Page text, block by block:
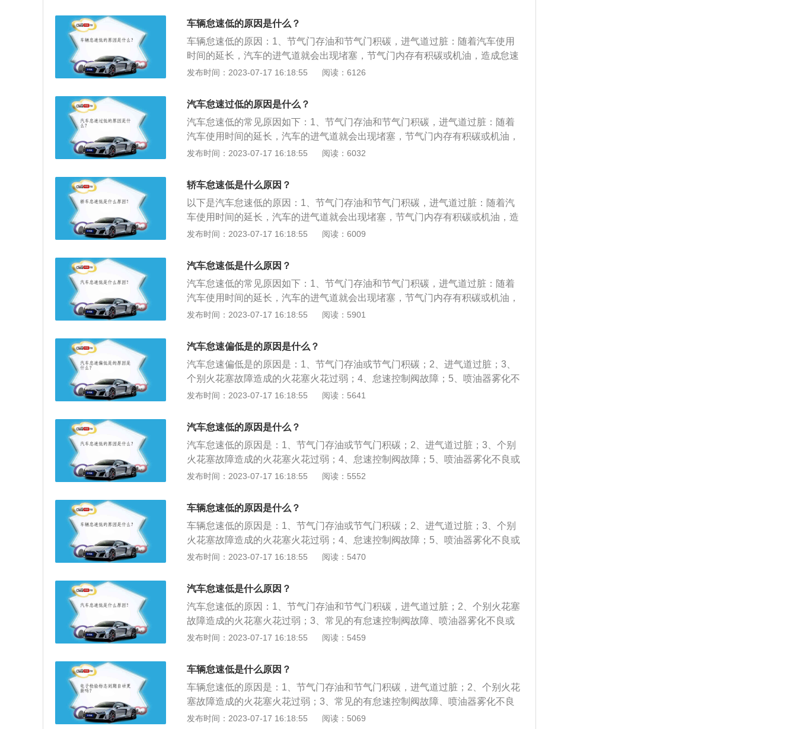
阀，如果怠速阀内的旁起道因积碳过多而堵塞，则进气量减少，发动机转速降
低，对于没有怠速阀的电子节气门，可能因节气门部位积碳而引起怠速进气量减
少，造成怠速偏低。3、检查废气再循环系统，EGR阀若在怠速时打开或者存在
软管漏气，就会有废气进入进气歧管，从而可能使混合气中新鲜气体比例变小，
怠速降低。4、检查燃油蒸发系统是否漏气，如果燃油蒸发系统与进气歧管间的
效率下降，怠速不稳。5、检查燃油压力是否过低，若燃油压力过低，则燃油供
应不足，怠速过低。6、检查喷油器工作是否正常，喷油器可能因为过脏而堵
塞，会减小喷油量，使怠速过低。7、检查喷油器与电脑连接电路是否正常，若
怠速过低。8、检查燃油是否受到污染若燃油质量不好或受到污染，就会影响燃
磨损，检查火花塞间隙是否不正确、火花塞电极烧损或损坏，检查火花塞的热型
是否正确。10、检查火花塞高压线是否漏电、窜火，布线是否正确，高压线电阻
值是否在标准范围内。11、检查点火线圈是否开裂、积碳和初级、次级点火线圈
的电阻值是否在标准范围内。12、检查发动机控制模块和点火控制模块之间的信
器。14、检查气缸压力，若有气缸压力不足或气缸间压力差别过大，则使发动机
性能下降，怠速降低，运行不稳。
车辆怠速低的原因是什么？
车辆怠速低的原因：1、节气门存油和节气门积碳，进气道过脏：随着汽车使用
时间的延长，汽车的进气道就会出现堵塞，节气门内存有积碳或机油，造成怠速
不稳定甚至是怠速低的现象，节气门因积碳而影响进气量，汽车在冷车启动时也
速异常的情况。2、个别火花塞故障造成的火花塞火花过弱：汽车火花塞随着使
用时间的延长，也会出现积碳的现象，积碳严重时，个别气缸上的火花塞火花
弱，会影响到汽车性能，出现车辆怠速低的现象，建议及时的清洗或更换火花
塞。3、喷油嘴为代表的油路堵塞、进气管故障：汽车的喷油嘴出现堵塞时，汽
车会出现供油压力，燃油雾化不良，导致汽车的怠速不稳定或者怠速低，汽车进
4、相关传感器故障：汽车的相关传感器出现问题时，汽车没有正确的空燃比，
比较常见的是水温传感器、氧传感器、节气门位置传感器故障等，导致汽车油耗
高，怠速低的现象。
发布时间：2023-07-17 16:18:55 阅读：6126
汽车怠速过低的原因是什么？
汽车怠速低的常见原因如下：1、节气门存油和节气门积碳，进气道过脏：随着
汽车使用时间的延长，汽车的进气道就会出现堵塞，节气门内存有积碳或机油，
造成了怠速不稳定甚至是怠速低的现象，节气门因积碳而影响进气量，汽车在冷
汽车火花塞随着使用时间的延长，也会出现积碳的现象，积碳严重时，个别气缸
上的火花塞火花弱，会影响到汽车性能，出现车辆怠速低的现象，建议及时的清
洗或更换火花塞。3、怠速控制阀故障：汽车的相关传感器出现问题时，汽车没
有正确的空燃比，比较常见的是水温传感器、氧传感器、节气门位置传感器故障
等，导致汽车油耗高，怠速低的现象。
发布时间：2023-07-17 16:18:55 阅读：6032
轿车怠速低是什么原因？
以下是汽车怠速低的原因：1、节气门存油和节气门积碳，进气道过脏：随着汽
车使用时间的延长，汽车的进气道就会出现堵塞，节气门内存有积碳或机油，造
成了怠速不稳定甚至是怠速低的现象，节气门因积碳而影响进气量，汽车在冷车
免出现车辆怠速异常的情况。2、个别火花塞故障造成的火花塞火花过弱：汽车
火花塞随着使用时间的延长，也会出现积碳的现象，积碳严重时，个别气缸上的
火花塞火花弱，会影响到汽车性能，出现车辆怠速低的现象，建议及时的清洗或
更换火花塞。3、喷油嘴为代表的油路堵塞、进气管故障：汽车的喷油嘴出现堵
塞时，汽车会出现供油压力，燃油雾化不良，导致汽车的怠速不稳定或者怠速
无法通过。4、相关传感器故障：汽车的相关传感器出现问题时，汽车没有正确
的空燃比，比较常见的是水温传感器、氧传感器、节气门位置传感器故障等，导
致汽车油耗高，怠速低的现象。
发布时间：2023-07-17 16:18:55 阅读：6009
汽车怠速低是什么原因？
汽车怠速低的常见原因如下：1、节气门存油和节气门积碳，进气道过脏：随着
汽车使用时间的延长，汽车的进气道就会出现堵塞，节气门内存有积碳或机油，
造成了怠速不稳定甚至是怠速低的现象，节气门因积碳而影响进气量，汽车在冷
汽车火花塞随着使用时间的延长，也会出现积碳的现象，积碳严重时，个别气缸
上的火花塞火花弱，会影响到汽车性能，出现车辆怠速低的现象，建议及时的清
洗或更换火花塞。3、怠速控制阀故障：汽车的相关传感器出现问题时，汽车没
有正确的空燃比，比较常见的是水温传感器、氧传感器、节气门位置传感器故障
等，导致汽车油耗高，怠速低的现象。
发布时间：2023-07-17 16:18:55 阅读：5901
汽车怠速偏低是的原因是什么？
汽车怠速偏低是的原因是：1、节气门存油或节气门积碳；2、进气道过脏；3、
个别火花塞故障造成的火花塞火花过弱；4、怠速控制阀故障；5、喷油器雾化不
良或者堵塞；6、机油粘稠度变化。汽车怠速偏低的解决方法是：1、检查节气门
制阀是否故障；5、检查喷油器是否存在问题；6、及时更换机油。汽车怠速升高
的原因是：1、怠速开关不闭合；2、怠速控制阀有故障；3、进气管漏气；4、配
气相位错误；5、喷油器滴漏或堵塞；6、排气系统堵塞；7、怠速工况时egr阀开
启。
发布时间：2023-07-17 16:18:55 阅读：5641
汽车怠速低的原因是什么？
汽车怠速低的原因是：1、节气门存油或节气门积碳；2、进气道过脏；3、个别
火花塞故障造成的火花塞火花过弱；4、怠速控制阀故障；5、喷油器雾化不良或
者堵塞；6、机油粘稠度变化。汽车怠速低的解决方法是：1、检查节气门是否存
否故障；5、检查喷油器是否存在问题；6、及时更换机油。汽车怠速升高的原因
是：1、怠速开关不闭合；2、怠速控制阀有故障；3、进气管漏气；4、配气相位
错误；5、喷油器滴漏或堵塞；6、排气系统堵塞；7、怠速工况时egr阀开启。
发布时间：2023-07-17 16:18:55 阅读：5552
车辆怠速低的原因是什么？
车辆怠速低的原因是：1、节气门存油或节气门积碳；2、进气道过脏；3、个别
火花塞故障造成的火花塞火花过弱；4、怠速控制阀故障；5、喷油器雾化不良或
者堵塞；6、机油粘稠度变化。车辆怠速低的解决方法是：1、检查节气门是否存
否故障；5、检查喷油器是否存在问题；6、及时更换机油。车辆怠速升高的原因
是：1、怠速开关不闭合；2、怠速控制阀有故障；3、进气管漏气；4、配气相位
错误；5、喷油器滴漏或堵塞；6、排气系统堵塞；7、怠速工况时egr阀开启。
发布时间：2023-07-17 16:18:55 阅读：5470
汽车怠速低是什么原因？
汽车怠速低的原因：1、节气门存油和节气门积碳，进气道过脏；2、个别火花塞
故障造成的火花塞火花过弱；3、常见的有怠速控制阀故障、喷油器雾化不良或
者堵塞、机油粘稠度变化。随着汽车使用时间的延长，汽车的进气道就会出现堵
因积碳而影响进气量，汽车在冷车启动时也会出现怠速低的现象，建议车主对汽
车的节气门和进气道进行清理，避免出现车辆怠速异常的情况。
发布时间：2023-07-17 16:18:55 阅读：5459
车辆怠速低是什么原因？
车辆怠速低的原因是：1、节气门存油和节气门积碳，进气道过脏；2、个别火花
塞故障造成的火花塞火花过弱；3、常见的有怠速控制阀故障、喷油器雾化不良
或者堵塞、机油粘稠度变化等。汽车的怠速不是一种速度，而是指一种工作状
发布时间：2023-07-17 16:18:55 阅读：5069